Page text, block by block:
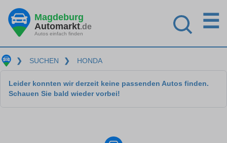
Magdeburg
Automarkt.de
Autos einfach finden
☰
❯ SUCHEN ❯ HONDA
Leider konnten wir derzeit keine passenden Autos finden.
Schauen Sie bald wieder vorbei!